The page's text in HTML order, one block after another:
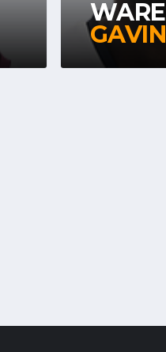
WARE
GAVIN